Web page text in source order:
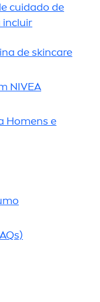
cuidado de
incluir
deskincare
NIVEA
Homens e